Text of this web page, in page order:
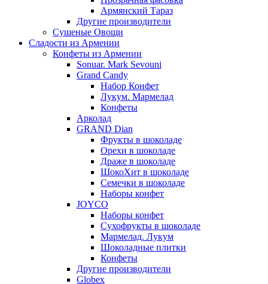
Армянский Тараз
Другие производители
Сушеные Овощи
Сладости из Армении
Конфеты из Армении
Sonuar. Mark Sevouni
Grand Candy
Набор Конфет
Лукум. Мармелад
Конфеты
Арколад
GRAND Dian
Фрукты в шоколаде
Орехи в шоколаде
Драже в шоколаде
ШокоХит в шоколаде
Семечки в шоколаде
Наборы конфет
JOYCO
Наборы конфет
Сухофрукты в шоколаде
Мармелад. Лукум
Шоколадные плитки
Конфеты
Другие производители
Globex